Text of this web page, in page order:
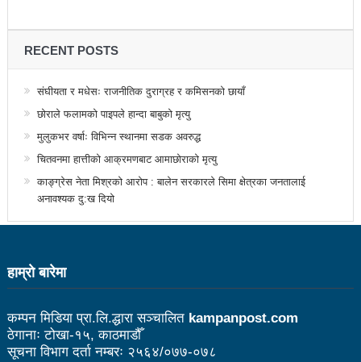
संविधानसभाबाट संविधान बनाउने मुद्दा जनयुद्धको मुख्य मुद्दा होः
बोगटीको स्मृतिमा रक्तदान कार्यक्रम
पब्लिक स्पिच नेपालको विजेता बने दैलेखका दिल बहादुर
संविधानको रक्षा र कार्यान्वयनमा जनताको खबरदारी आवश्यकः
प्रचण्ड
आयोगको बैठक सकियो
वृत्तचित्र फिल्म ‘गर्ल्स रिराइटिङ डेस्टिनी’ को विशेष प्रदर्शनी
दुईपिपलमा बुधबार रोपाइ जात्राः कलाकारको व्यवस्थापनमा
जनप्रतिनिधि
RECENT POSTS
संघीयता र मधेसः राजनीतिक दुराग्रह र कमिसनको छायाँ
छोराले फलामको पाइपले हान्दा बाबुको मृत्यु
मुलुकभर वर्षाः विभिन्न स्थानमा सडक अवरुद्ध
चितवनमा हात्तीको आक्रमणबाट आमाछोराको मृत्यु
काङ्ग्रेस नेता मिश्रको आरोप : बालेन सरकारले सिमा क्षेत्रका जनतालाई
अनावश्यक दु:ख दियो
हाम्राे बारेमा
कम्पन मिडिया प्रा.लि.द्धारा सञ्चालित kampanpost.com
ठेगानाः टोखा-१५, काठमाडौँ
सूचना विभाग दर्ता नम्बरः २५६४/०७७-०७८